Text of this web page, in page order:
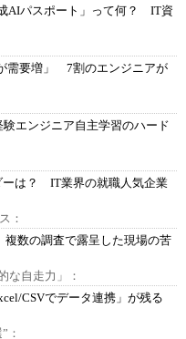
AIパスポート」って何？ IT資
需要増」 7割のエンジニアが
エンジニア自主学習のハード
ーは？ IT業界の就職人気企業
：
数の調査で露呈した現場の苦
な自走力」：
CSVでデータ連携」が残る
：